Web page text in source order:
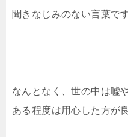
聞きなじみのない言葉です
なんとなく、世の中は嘘
ある程度は用心した方が